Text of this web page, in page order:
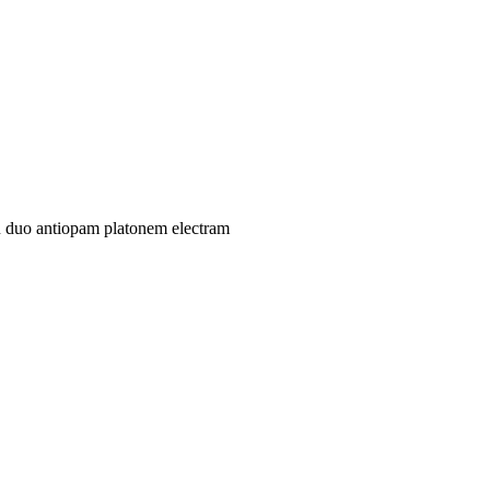
duo antiopam platonem electram